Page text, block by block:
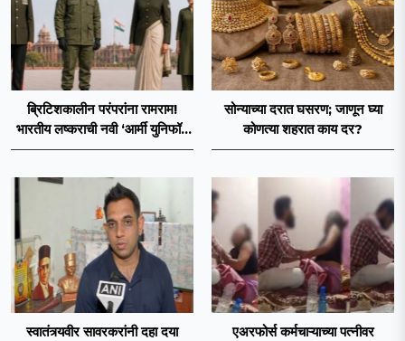
ब्रिटिशकालीन परंपरांना रामराम!
भारतीय लष्कराची नवी ‘आर्मी युनिफॉर्म
२०२६’ नियमावली लागू
सोन्याच्या दरात घसरण; जाणून घ्या
कोणत्या शहरात काय दर?
स्वातंत्र्यवीर सावरकरांनी दहा दया
एअरफोर्स कर्मचाऱ्याच्या पत्नीवर